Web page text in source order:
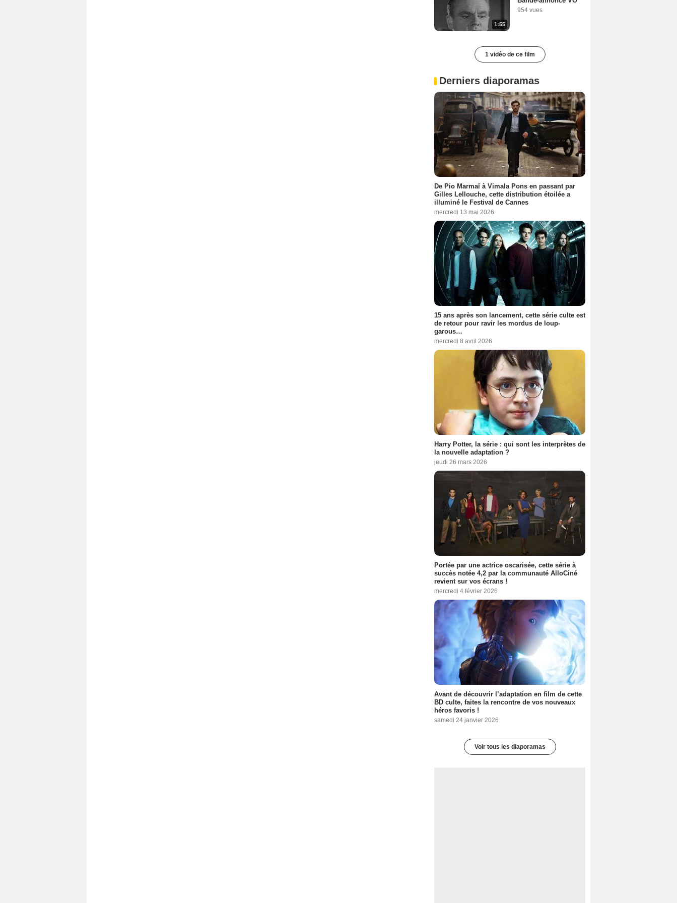
1:55
954 vues
1 vidéo de ce film
Derniers diaporamas
De Pio Marmaï à Vimala Pons en passant par
Gilles Lellouche, cette distribution étoilée a
illuminé le Festival de Cannes
mercredi 13 mai 2026
15 ans après son lancement, cette série culte est
de retour pour ravir les mordus de loup-
garous…
mercredi 8 avril 2026
Harry Potter, la série : qui sont les interprètes de
la nouvelle adaptation ?
jeudi 26 mars 2026
Portée par une actrice oscarisée, cette série à
succès notée 4,2 par la communauté AlloCiné
revient sur vos écrans !
mercredi 4 février 2026
Avant de découvrir l’adaptation en film de cette
BD culte, faites la rencontre de vos nouveaux
héros favoris !
samedi 24 janvier 2026
Voir tous les diaporamas